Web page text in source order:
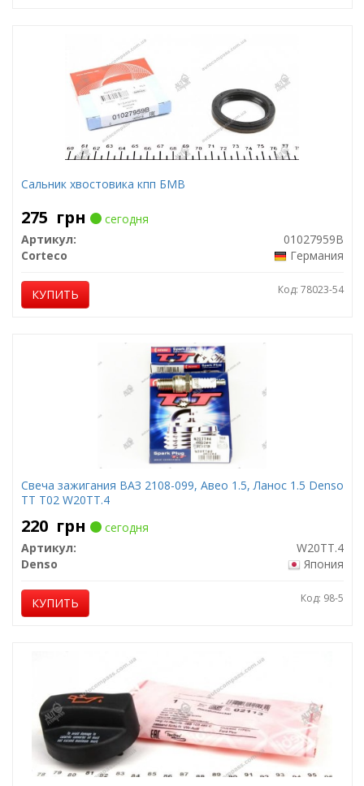
Сальник хвостовика кпп БМВ
275 грн
сегодня
Артикул:
01027959B
Corteco
Германия
КУПИТЬ Код: 78023-54
Свеча зажигания ВАЗ 2108-099, Авео 1.5, Ланос 1.5 Denso
TT T02 W20TT.4
220 грн
сегодня
Артикул:
W20TT.4
Denso
Япония
КУПИТЬ Код: 98-5